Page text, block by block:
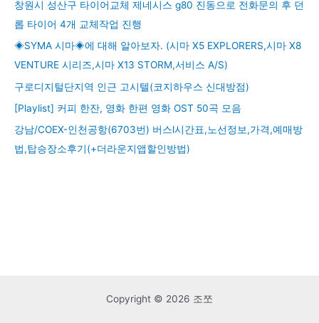
창원시 성산구 타이어교체 제네시스 g80 진동으로 전화문의 후 던
롭 타이어 4개 교체작업 진행
◈SYMA 시마◈에 대해 알아보자. (시마 X5 EXPLORERS,시마 X8
VENTURE 시리즈,시마 X13 STORM,서비스 A/S)
구로디지털단지역 인근 고시텔(코지하우스 신대방점)
[Playlist] 커피 한잔, 영화 한편 영화 OST 50곡 모음
강남/COEX-인천공항(6703번) 버스l시간표,노선정보,가격,예매방
법,탑승장소후기(+더라운지앱할인방법)
Copyright © 2026 조쪼